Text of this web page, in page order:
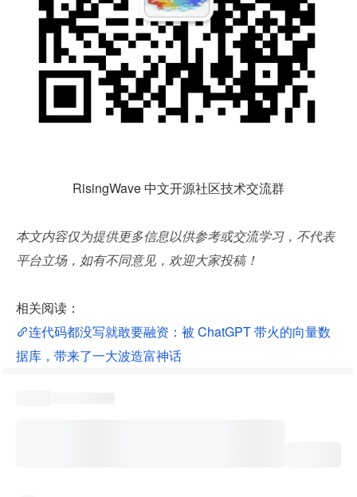
RisingWave 中文开源社区技术交流群
本文内容仅为提供更多信息以供参考或交流学习，不代表
平台立场，如有不同意见，欢迎大家投稿！
相关阅读：
连代码都没写就敢要融资：被 ChatGPT 带火的向量数
据库，带来了一大波造富神话